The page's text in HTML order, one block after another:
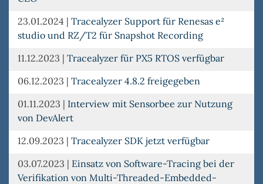
23.01.2024 | Tracealyzer Support für Renesas e²
studio und RZ/T2 für Snapshot Recording
11.12.2023 | Tracealyzer für PX5 RTOS verfügbar
06.12.2023 | Tracealyzer 4.8.2 freigegeben
01.11.2023 | Interview mit Sensorbee zur Nutzung
von DevAlert
12.09.2023 | Tracealyzer SDK jetzt verfügbar
03.07.2023 | Einsatz von Software-Tracing bei der
Verifikation von Multi-Threaded-Embedded-